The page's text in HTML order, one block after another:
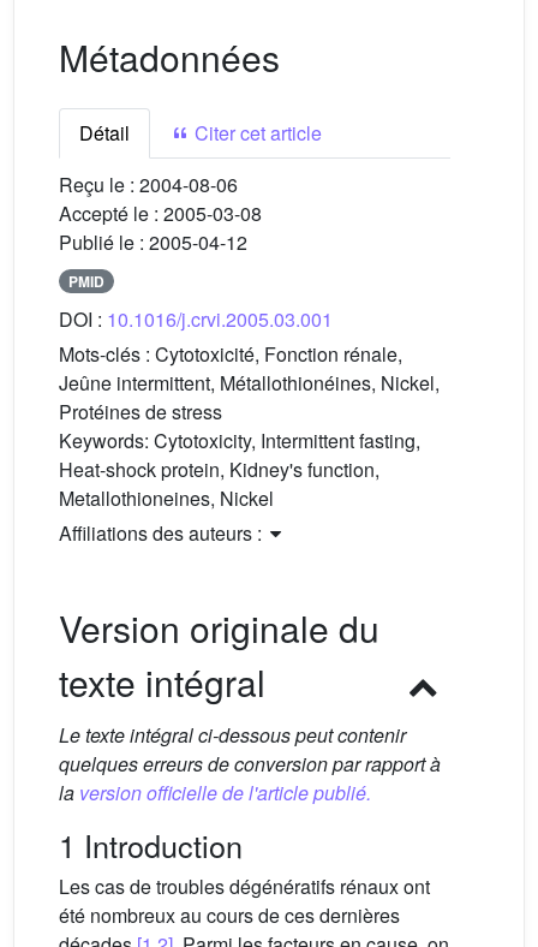
Métadonnées
Détail
Citer cet article
Reçu le : 2004-08-06
Accepté le : 2005-03-08
Publié le : 2005-04-12
PMID
DOI : 10.1016/j.crvi.2005.03.001
Mots-clés : Cytotoxicité, Fonction rénale,
Jeûne intermittent, Métallothionéines, Nickel,
Protéines de stress
Keywords: Cytotoxicity, Intermittent fasting,
Heat-shock protein, Kidney's function,
Metallothioneines, Nickel
Affiliations des auteurs :
Version originale du
texte intégral
Le texte intégral ci-dessous peut contenir
quelques erreurs de conversion par rapport à
la version officielle de l'article publié.
1 Introduction
Les cas de troubles dégénératifs rénaux ont
été nombreux au cours de ces dernières